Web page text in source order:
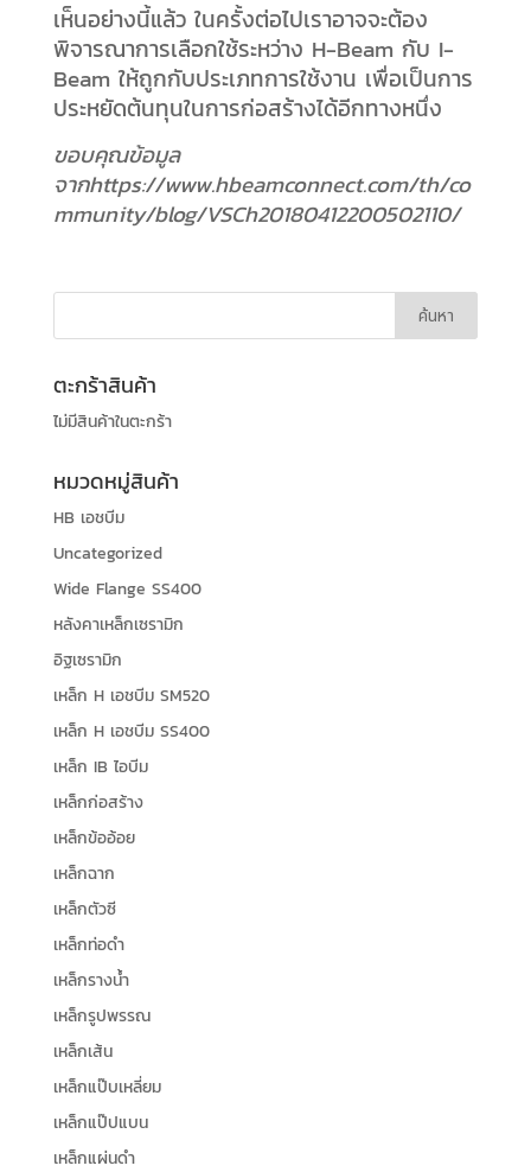
เห็นอย่างนี้แล้ว ในครั้งต่อไปเราอาจจะต้อง
พิจารณาการเลือกใช้ระหว่าง H-Beam กับ I-
Beam ให้ถูกกับประเภทการใช้งาน เพื่อเป็นการ
ประหยัดต้นทุนในการก่อสร้างได้อีกทางหนึ่ง
ขอบคุณข้อมูล
จากhttps://www.hbeamconnect.com/th/co
mmunity/blog/VSCh20180412200502110/
ตะกร้าสินค้า
ไม่มีสินค้าในตะกร้า
หมวดหมู่สินค้า
HB เอชบีม
Uncategorized
Wide Flange SS400
หลังคาเหล็กเซรามิก
อิฐเซรามิก
เหล็ก H เอชบีม SM520
เหล็ก H เอชบีม SS400
เหล็ก IB ไอบีม
เหล็กก่อสร้าง
เหล็กข้ออ้อย
เหล็กฉาก
เหล็กตัวซี
เหล็กท่อดำ
เหล็กรางน้ำ
เหล็กรูปพรรณ
เหล็กเส้น
เหล็กแป๊บเหลี่ยม
เหล็กแป๊ปแบน
เหล็กแผ่นดำ